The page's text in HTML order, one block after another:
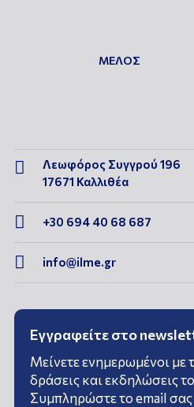
ΜΕΛΟΣ

Λεωφόρος Συγγρού 196
17671 Καλλιθέα
 +30 694 40 68 687
 info@ilme.gr
Εγγραφείτε στο
Μείνετε ενημερωμένοι με
δράσεις και εκδηλώσεις
Συμπληρώστε το email σας